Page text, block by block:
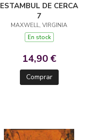
ESTAMBUL DE CERCA
7
MAXWELL, VIRGINIA
En stock
14,90 €
Comprar